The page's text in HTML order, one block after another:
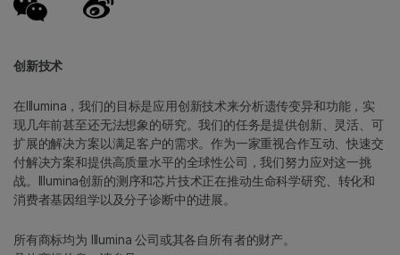
创新技术
在Illumina，我们的目标是应用创新技术来分析遗传变异和功能，实
现几年前甚至还无法想象的研究。我们的任务是提供创新、灵活、可
扩展的解决方案以满足客户的需求。作为一家重视合作互动、快速交
付解决方案和提供高质量水平的全球性公司，我们努力应对这一挑
战。Illumina创新的测序和芯片技术正在推动生命科学研究、转化和
消费者基因组学以及分子诊断中的进展。
所有商标均为 Illumina 公司或其各自所有者的财产。